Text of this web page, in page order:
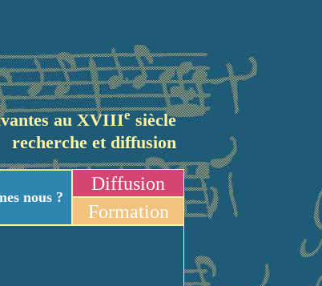
au XVIIIesiècle
recherche et diffusion
nous ?
Diffusion
Formation